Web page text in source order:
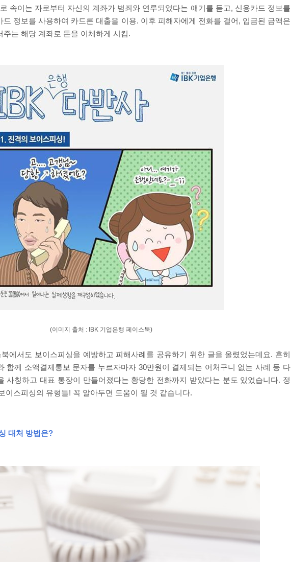
속이는 자로부터 자신의 계좌가 범죄와 연루되었다는 얘기를 듣고, 신용카드 정보를
드 정보를 사용하여 카드론 대출을 이용. 이후 피해자에게 전화를 걸어 , 입금된 금액은
주는 해당 계좌로 돈을 이체하게 시킴.
(이미지 출처 : IBK 기업은행 페이스북)
에서도 보이스피싱을 예방하고 피해사례를 공유하기 위한 글을 올렸었는데요. 흔히
함께 소액결제통보 문자를 누르자마자 30만원이 결제되는 어처구니 없는 사례 등 다
사칭하고 대표 통장이 만들어졌다는 황당한 전화까지 받았다는 분도 있었습니다. 정
이스피싱의 유형들! 꼭 알아두면 도움이 될 것 같습니다.
대처 방법은?